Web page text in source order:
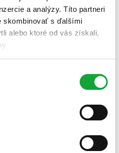
a analýzy. Títo partneri
skombinovať s ďalšími
alebo ktoré od vás získali,